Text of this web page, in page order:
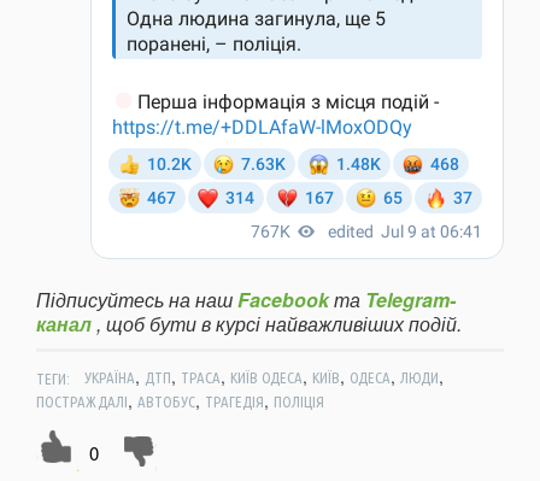
Підписуйтесь на нашFacebookта Telegram-
канал, щоб бути в курсі найважливіших подій.
ТЕГИ: УКРАЇНА, ДТП, ТРАСА, КИЇВ ОДЕСА, КИЇВ, ОДЕСА, ЛЮДИ,
ПОСТРАЖДАЛІ, АВТОБУС, ТРАГЕДІЯ, ПОЛІЦІЯ
0